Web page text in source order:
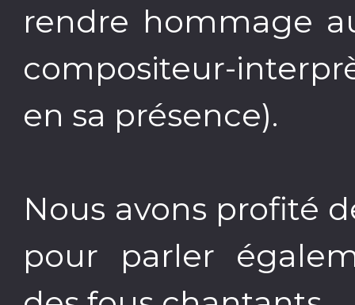
rendre hommage
compositeur-
en sa présence).
Nous avons profité
pour parler